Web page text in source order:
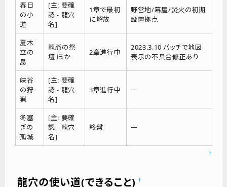
春日
の小
道
[主: 要確
認 - 龍穴
名]
1章で最初
に解放
野営地/幕屋/焚火の初期
設置拠点
夏木
立の
島
龍脈の祭
壇 ほか
2章進行中
2023.3.10 パッチで地図
表示の不具合修正あり
峡谷
の狩
猟
[主: 要確
認 - 龍穴
名]
3章進行中 ―
冬塞
ぎの
孤城
[主: 要確
認 - 龍穴
名]
終盤 ―
↑
龍穴の使い道(できること) †